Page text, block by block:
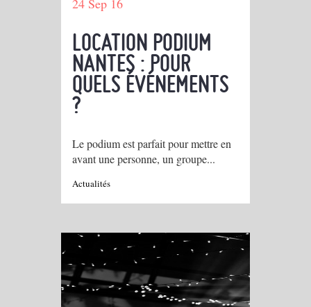
24 Sep 16
LOCATION PODIUM
NANTES : POUR
QUELS ÉVÉNEMENTS
?
Le podium est parfait pour mettre en
avant une personne, un groupe...
Actualités